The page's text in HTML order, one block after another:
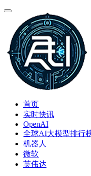
首页
实时快讯
OpenAI
全球AI大模型排行
机器人
微软
英伟达